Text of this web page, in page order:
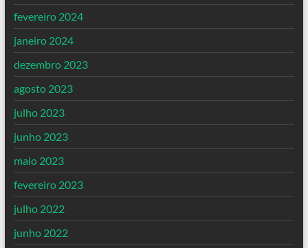
fevereiro 2024
janeiro 2024
dezembro 2023
agosto 2023
julho 2023
junho 2023
maio 2023
fevereiro 2023
julho 2022
junho 2022